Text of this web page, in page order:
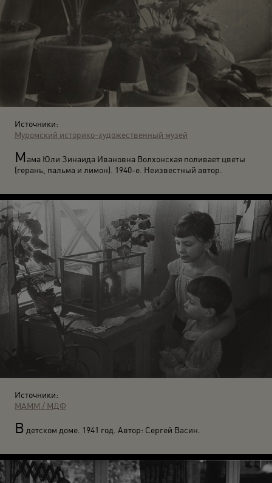
Источники:
Муромский историко-художественный музей
М ама Юли Зинаида Ивановна Волхонская поливает цветы
(герань, пальма и лимон). 1940-е. Неизвестный автор.
Источники:
МАММ / МДФ
В детском доме. 1941 год. Автор: Сергей Васин.